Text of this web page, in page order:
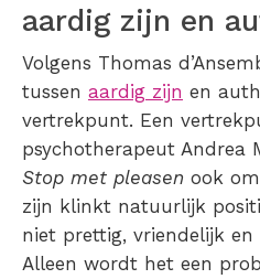
aardig zijn en
Volgens Thomas
tussen aardig zijn en
vertrekpunt. Een
psychotherapeut Andrea
Stop met pleasen ook
zijn klinkt natuurlijk
niet prettig, vriendelijk
Alleen wordt het een